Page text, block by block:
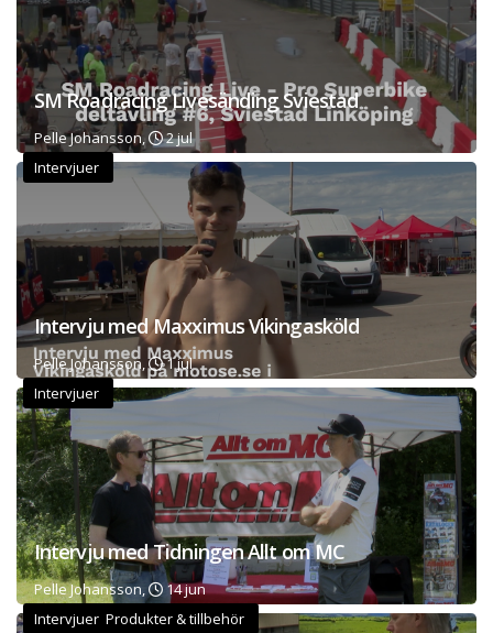
SM Roadracing Livesänding Sviestad
Pelle Johansson,
2 jul
Intervjuer
Intervju med Maxximus Vikingasköld
Pelle Johansson,
1 jul
Intervjuer
Intervju med Tidningen Allt om MC
Pelle Johansson,
14 jun
Intervjuer Produkter & tillbehör